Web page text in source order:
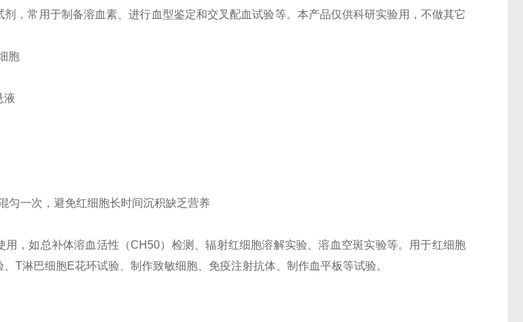
剂，常用于制备溶血素、进行血型鉴定和交叉配血试验等。本产品仅供科研实验用，不做其它
胞
液
匀一次，避免红细胞长时间沉积缺乏营养
用，如总补体溶血活性（CH50）检测、辐射红细胞溶解实验、溶血空斑实验等。用于红细胞
T淋巴细胞E花环试验、制作致敏细胞、免疫注射抗体、制作血平板等试验。